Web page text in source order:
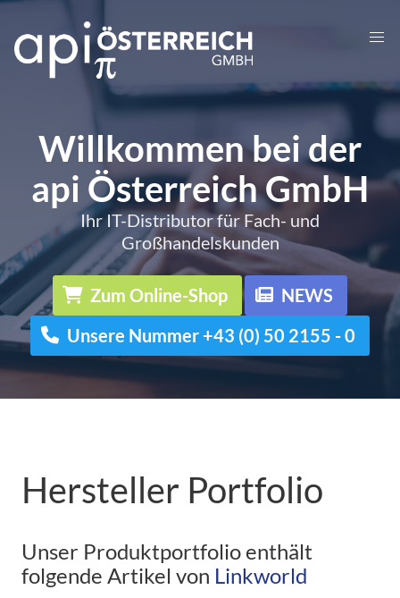
Willkommen bei der
api Österreich GmbH
Ihr IT-Distributor für Fach- und
Großhandelskunden
Zum Online-Shop
NEWS
Unsere Nummer +43 (0) 50 2155 - 0
Hersteller Portfolio
Unser Produktportfolio enthält
folgende Artikel von Linkworld